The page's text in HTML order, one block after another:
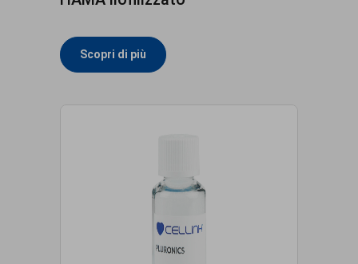
Scopri di più